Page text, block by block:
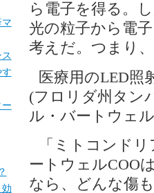
ら電子を得る。
光の粒子から電
考えだ。つまり
医療用のLED照
(フロリダ州タン
ル・バートウェ
「ミトコンド
ートウェルCOO
なら、どんな傷